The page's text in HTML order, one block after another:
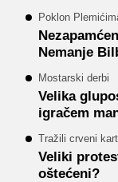
Poklon
Nemanje
Mostarski derbi
Velika
igračem
Tražili crveni
Veliki
oštećeni?